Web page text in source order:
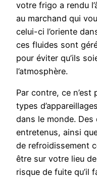
votre frigo a rendu
au marchand qui
celui-ci l’oriente
ces fluides sont
pour éviter qu’ils
l’atmosphère.
Par contre, ce
types
dans le monde. Des
entretenus, ainsi
de refroidissement
être sur votre lieu
risque de fuite qu’il